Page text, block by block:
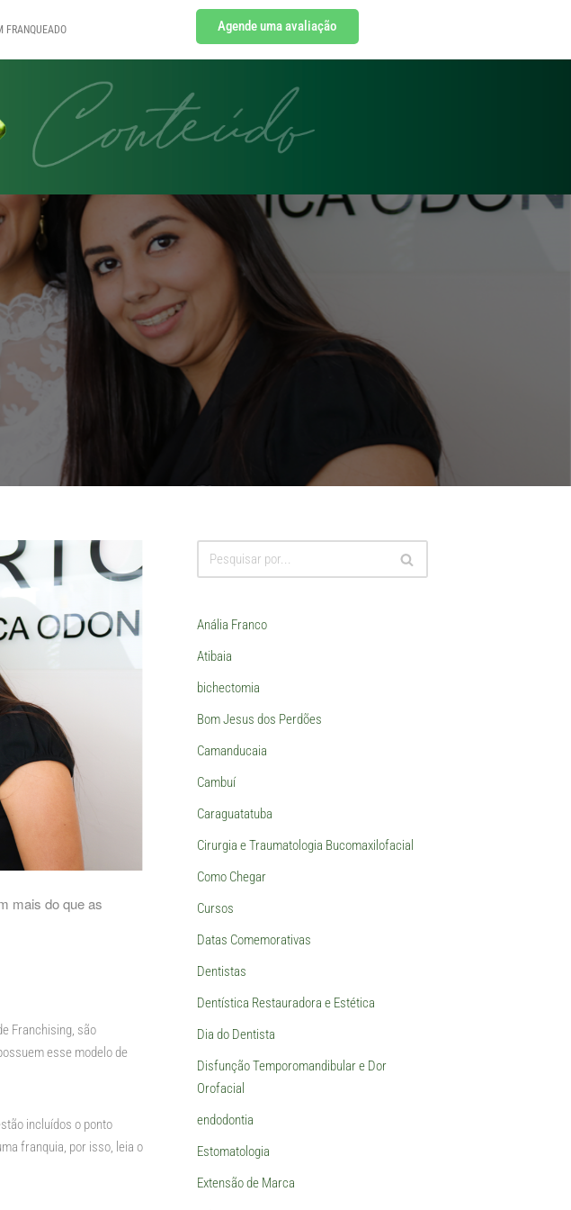
FRANQUEADO Agende uma avaliação
mais do que as
Franchising, são
esse modelo de
incluídos o ponto
franquia, por isso, leia o
Anália Franco
Atibaia
bichectomia
Bom Jesus dos Perdões
Camanducaia
Cambuí
Caraguatatuba
Cirurgia e Traumatologia Bucomaxilofacial
Como Chegar
Cursos
Datas Comemorativas
Dentistas
Dentística Restauradora e Estética
Dia do Dentista
Disfunção Temporomandibular e Dor
Orofacial
endodontia
Estomatologia
Extensão de Marca